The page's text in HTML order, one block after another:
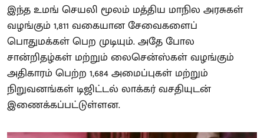
இந்த உமங் செயலி மூலம் மத்திய மாநில அரசுகள்
வழங்கும் 1,811 வகையான சேவைகளைப்
பொதுமக்கள் பெற முடியும். அதே போல
சான்றிதழ்கள் மற்றும் லைசென்ஸ்கள் வழங்கும்
அதிகாரம் பெற்ற 1,684 அமைப்புகள் மற்றும்
நிறுவனங்கள் டிஜிட்டல் லாக்கர் வசதியுடன்
இணைக்கப்பட்டுள்ளன.